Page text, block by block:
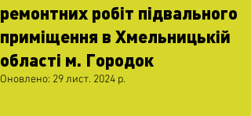
ремонтних робіт підвального
приміщення в Хмельницькій
області м. Городок
Оновлено: 29 лист. 2024 р.